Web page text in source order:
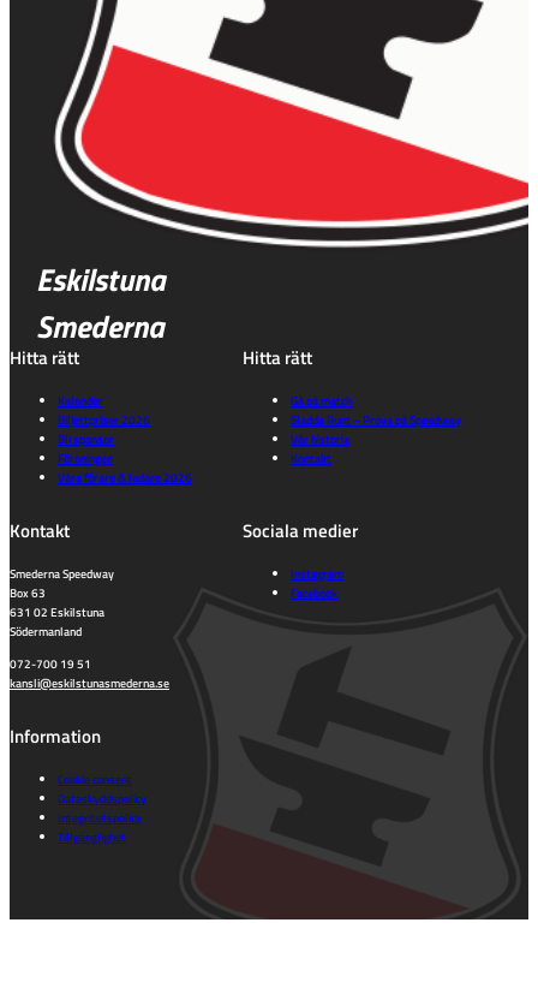
Eskilstuna
Smederna
Hitta rätt
Kalender
Biljettpriser 2026
Bli sponsor
Föreningen
Våra förare & ledare 2026
Hitta rätt
Gå på match
Sladda Runt – Prova på Speedway
Vår historia
Kontakt
Kontakt
Smederna Speedway
Box 63
631 02 Eskilstuna
Södermanland
072-700 19 51
kansli@eskilstunasmederna.se
Sociala medier
Instagram
Facebook
Information
Cookie consent
Dataskyddspolicy
Integritetspolicy
Tillgänglighet